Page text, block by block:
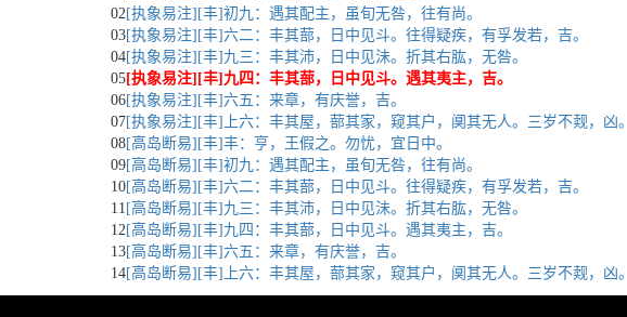
02[执象易注][丰]初九：遇其配主，虽旬无咎，往有尚。
03[执象易注][丰]六二：丰其蔀，日中见斗。往得疑疾，有孚发若，吉。
04[执象易注][丰]九三：丰其沛，日中见沬。折其右肱，无咎。
05[执象易注][丰]九四：丰其蔀，日中见斗。遇其夷主，吉。
06[执象易注][丰]六五：来章，有庆誉，吉。
07[执象易注][丰]上六：丰其屋，蔀其家，窥其户，阒其无人。三岁不觌，凶。
08[高岛断易][丰]丰：亨，王假之。勿忧，宜日中。
09[高岛断易][丰]初九：遇其配主，虽旬无咎，往有尚。
10[高岛断易][丰]六二：丰其蔀，日中见斗。往得疑疾，有孚发若，吉。
11 [高岛断易][丰]九三：丰其沛，日中见沬。折其右肱，无咎。
12[高岛断易][丰]九四：丰其蔀，日中见斗。遇其夷主，吉。
13[高岛断易][丰]六五：来章，有庆誉，吉。
14[高岛断易][丰]上六：丰其屋，蔀其家，窥其户，阒其无人。三岁不觌，凶。